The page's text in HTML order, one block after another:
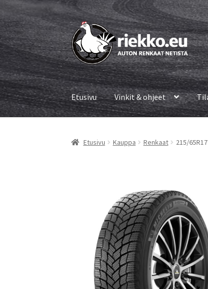
Siirry
navigointiin
Siirry
sisältöön
Etusivu Vinkit & ohjeet
Etusivu Kauppa Renkaat 215/